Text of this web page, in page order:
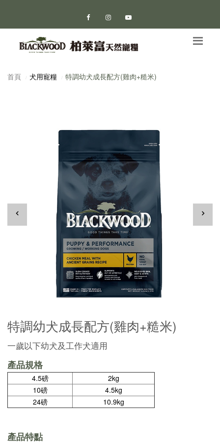
首頁 犬用寵糧 特調幼犬成長配方(雞肉+糙米)
特調幼犬成長配方(雞肉+糙米)
一歲以下幼犬及工作犬適用
產品規格
4.5磅
2kg
10磅
4.5kg
24磅
10.9kg
產品特點